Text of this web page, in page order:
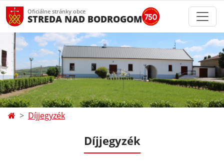
Oficiálne stránky obce
STREDA NAD BODROGOM
Díjjegyzék
Díjjegyzék